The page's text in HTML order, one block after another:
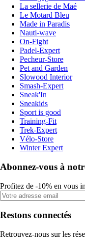
La sellerie de Maé
Le Motard Bleu
Made in Paradis
Nauti-wave
On-Fight
Padel-Expert
Pecheur-Store
Pet and Garden
Slowood Interior
Smash-Expert
Sneak'In
Sneakids
Sport is good
Training-Fit
Trek-Expert
Vélo-Store
Winter Expert
Abonnez-vous à
Profitez de -10% en vous
Restons connectés
Retrouvez-nous sur les